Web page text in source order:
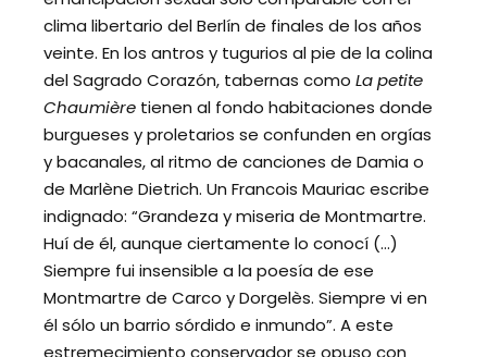
clima libertario del Berlín de finales de los años
veinte. En los antros y tugurios al pie de la colina
del Sagrado Corazón, tabernas como La petite
Chaumière tienen al fondo habitaciones donde
burgueses y proletarios se confunden en orgías
y bacanales, al ritmo de canciones de Damia o
de Marlène Dietrich. Un Francois Mauriac escribe
indignado: “Grandeza y miseria de Montmartre.
Huí de él, aunque ciertamente lo conocí (…)
Siempre fui insensible a la poesía de ese
Montmartre de Carco y Dorgelès. Siempre vi en
él sólo un barrio sórdido e inmundo”. A este
estremecimiento conservador se opuso con